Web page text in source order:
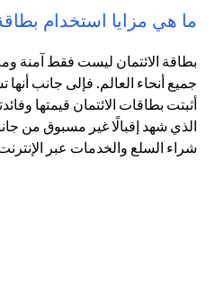
ما هي مزايا استخدام
بطاقة الائتمان ليست فقط آمنة
جميع أنحاء العالم. فإلى جانب
أثبتت بطاقات الائتمان قيمتها
الذي شهد إقبالًا غير مسبوق من
شراء السلع والخدمات عبر